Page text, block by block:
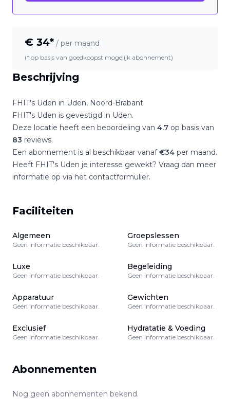
Beschrijving
FHIT's Uden in Uden, Noord-Brabant
FHIT's Uden is gevestigd in Uden.
Deze locatie heeft een beoordeling van 4.7 op basis van
83 reviews.
Een abonnement is al beschikbaar vanaf€34 per maand.
Heeft FHIT's Uden je interesse gewekt? Vraag dan meer
informatie op via het contactformulier.
Faciliteiten
Algemeen
Geen informatie beschikbaar.
Groepslessen
Geen informatie beschikbaar.
Luxe
Geen informatie beschikbaar.
Begeleiding
Geen informatie beschikbaar.
Apparatuur
Geen informatie beschikbaar.
Gewichten
Geen informatie beschikbaar.
Exclusief
Geen informatie beschikbaar.
Hydratatie & Voeding
Geen informatie beschikbaar.
Abonnementen
Nog geen abonnementen bekend.
€ 34* / per maand
(* op basis van goedkoopst mogelijk abonnement)